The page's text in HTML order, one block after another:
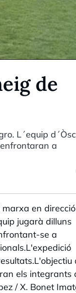
de
L´equip
a
en
jugarà dilluns
se a
els integrants
/ X. Bonet